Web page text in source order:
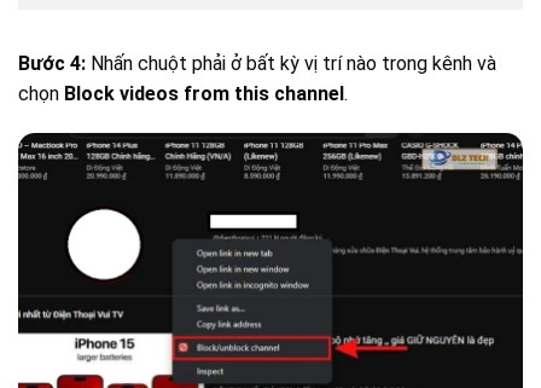
Bước 4: Nhấn chuột phải ở bất kỳ vị trí nào trong kênh và
chọn Block videos from this channel.